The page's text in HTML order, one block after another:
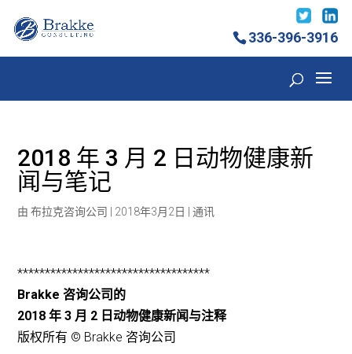
336-396-3916
2018 年 3 月 2 日动物健康新
闻与笔记
由布拉克咨询公司 2018年3月2日 |通讯
***********************************
Brakke 咨询公司的
2018 年 3 月 2 日动物健康新闻与注释
版权所有 © Brakke 咨询公司